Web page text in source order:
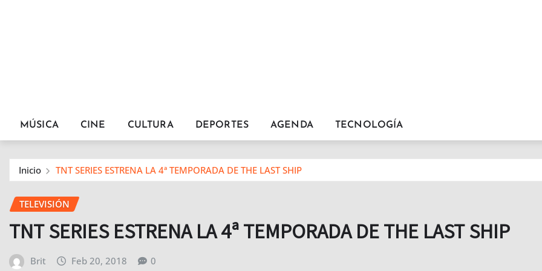
MÚSICA CINE CULTURA DEPORTES AGENDA TECNOLOGÍA
Inicio TNT SERIES ESTRENA LA 4ª TEMPORADA DE THE LAST SHIP
TELEVISIÓN
TNT SERIES ESTRENA LA 4ª TEMPORADA DE THE LAST SHIP
Brit Feb 20, 2018 0